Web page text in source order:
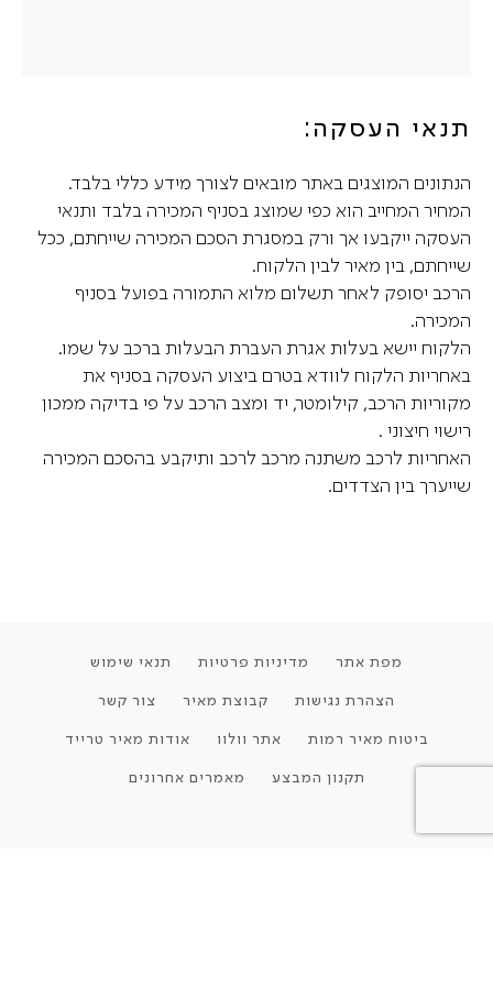
תנאי העסקה:
הנתונים המוצגים באתר מובאים לצורך מידע כללי בלבד.
המחיר המחייב הוא כפי שמוצג בסניף המכירה בלבד ותנאי
העסקה ייקבעו אך ורק במסגרת הסכם המכירה שייחתם, ככל
שייחתם, בין מאיר לבין הלקוח.
הרכב יסופק לאחר תשלום מלוא התמורה בפועל בסניף
המכירה.
הלקוח יישא בעלות אגרת העברת הבעלות ברכב על שמו.
באחריות הלקוח לוודא בטרם ביצוע העסקה בסניף את
מקוריות הרכב, קילומטר, יד ומצב הרכב על פי בדיקה ממכון
רישוי חיצוני .
האחריות לרכב משתנה מרכב לרכב ותיקבע בהסכם המכירה
שייערך בין הצדדים.
מפת אתר מדיניות פרטיות תנאי שימוש
הצהרת נגישות קבוצת מאיר צור קשר
ביטוח מאיר רמות אתר וולוו אודות מאיר טרייד
תקנון המבצע מאמרים אחרונים